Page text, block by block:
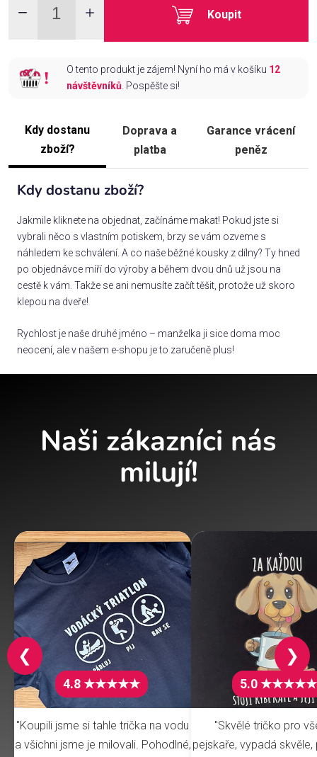
Koupit
O tento produkt je zájem! Nyní ho má v košíku 12
návštěvníků. Pospěšte si!
Kdy dostanu
zboží?
Doprava a
platba
Garance vrácení
peněz
Kdy dostanu zboží?
Jakmile kliknete na objednat, začínáme makat! Pokud jste si
vybrali něco s vlastním potiskem, brzy se vám ozveme s
náhledem ke schválení. A co naše běžné kousky z dílny? Ty hned
po objednávce míří do výroby a během dvou dnů už jsou na
cestě k vám. Takže se ani nemusíte začít těšit, protože už skoro
klepou na dveře!
Rychlost je naše druhé jméno – manželka ji sice doma moc
neocení, ale v našem e-shopu je to zaručeně plus!
Naši zákazníci nás
milují!
4.8 ★★★★★
"Koupili jsme si tahle trička na vodu
a všichni jsme je milovali. Pohodlné,
5.0 ★★★★★
"Skvělé tričko pro
pejskaře, vypadá
❮ ❯